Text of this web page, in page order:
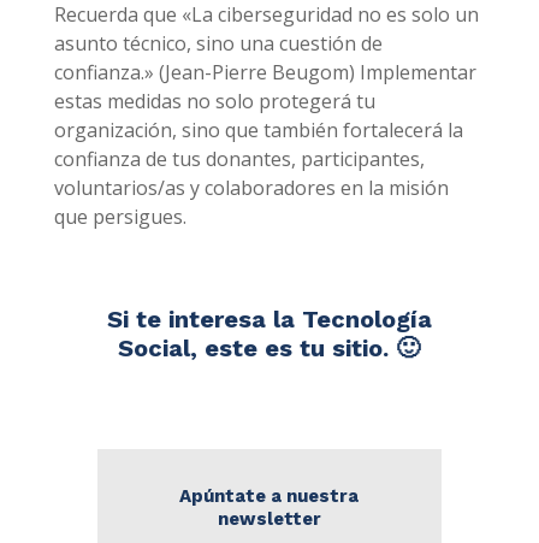
Recuerda que «La ciberseguridad no es solo un
asunto técnico, sino una cuestión de
confianza.» (Jean-Pierre Beugom) Implementar
estas medidas no solo protegerá tu
organización, sino que también fortalecerá la
confianza de tus donantes, participantes,
voluntarios/as y colaboradores en la misión
que persigues.
Si te interesa la Tecnología
Social, este es tu sitio. 🙂
Apúntate a nuestra
newsletter